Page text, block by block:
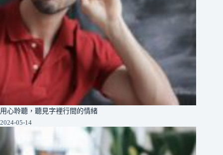
用心聆聽，聽見字裡行間的情緒
2024-05-14